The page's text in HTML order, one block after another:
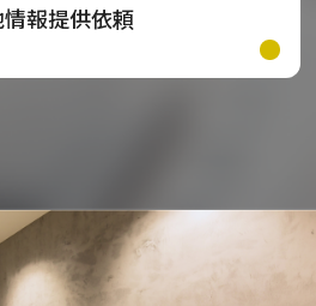
情報提供依頼